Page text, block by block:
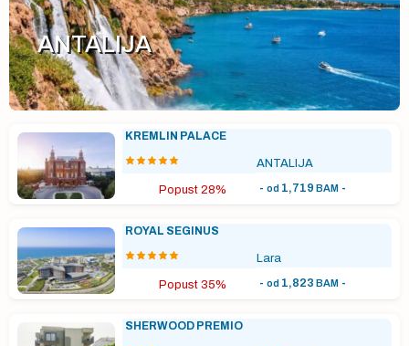
ANTALIJA
KREMLIN PALACE
ANTALIJA
Popust 28% - od 1,719 BAM-
ROYAL SEGINUS
Lara
Popust 35% - od 1,823 BAM-
SHERWOOD PREMIO